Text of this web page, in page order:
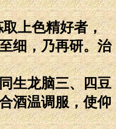
上色精好者，
细，乃再研。治
生龙脑三、四豆
酒温调服，使仰